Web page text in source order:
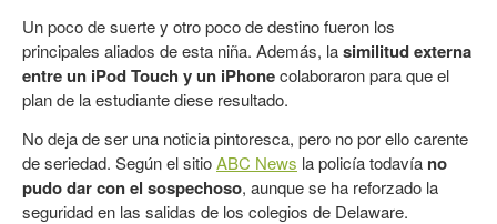
Un poco de suerte y otro poco de destino fueron los
principales aliados de esta niña. Además, lasimilitud externa
entre un iPod Touch y un iPhonecolaboraron para que el
plan de la estudiante diese resultado.
No deja de ser una noticia pintoresca, pero no por ello carente
de seriedad. Según el sitioABC News la policía todavía no
pudo dar con el sospechoso, aunque se ha reforzado la
seguridad en las salidas de los colegios de Delaware.